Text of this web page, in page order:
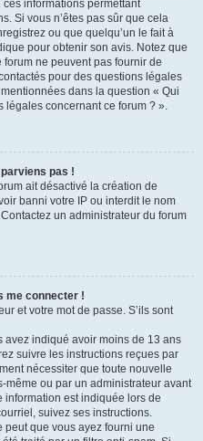
informations permettant
Si vous n’êtes pas sûr que cela
ou que quelqu’un le fait à
pour obtenir son avis. Notez que
ne peuvent pas fournir de
pour des questions légales
dans la question « Qui
légales concernant ce forum ? ».
pas !
ait désactivé la création de
banni votre IP ou interdit le nom
un administrateur du forum
me connecter !
et votre mot de passe. S’ils sont
avez indiqué avoir moins de 13 ans
suivre les instructions reçues par
nécessiter que toute nouvelle
même ou par un administrateur avant
information est indiquée lors de
suivez ses instructions.
peut que vous ayez fourni une